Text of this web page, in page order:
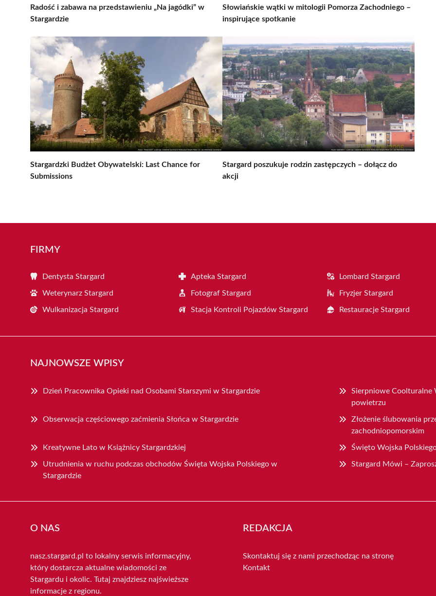
Radość i zabawa na przedstawieniu „Na jagódki” w
Stargardzie
Słowiańskie wątki w mitologii Pomorza Zachodniego –
inspirujące spotkanie
Stargardzki Budżet Obywatelski: Last Chance for
Submissions
Stargard poszukuje rodzin zastępczych – dołącz do
akcji
FIRMY
Dentysta Stargard Apteka Stargard Lombard Stargard
Weterynarz Stargard Fotograf Stargard Fryzjer Stargard
Wulkanizacja Stargard Stacja Kontroli Pojazdów Stargard Restauracje Stargard
NAJNOWSZE WPISY
Dzień Pracownika Opieki nad Osobami Starszymi w Stargardzie
Sierpniowe Coolturalne
powietrzu
Obserwacja częściowego zaćmienia Słońca w Stargardzie
Złożenie ślubowania
zachodniopomorskim
Kreatywne Lato w Książnicy Stargardzkiej Święto Wojska
Utrudnienia w ruchu podczas obchodów Święta Wojska Polskiego w
Stargardzie
Stargard Mówi –
O NAS
nasz.stargard.pl to lokalny serwis informacyjny,
który dostarcza aktualne wiadomości ze
Stargardu i okolic. Tutaj znajdziesz najświeższe
informacje z regionu.
REDAKCJA
Skontaktuj się z nami przechodząc na stronę
Kontakt